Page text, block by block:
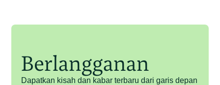
Berlangganan
Dapatkan kisah dan kabar terbaru dari garis depan